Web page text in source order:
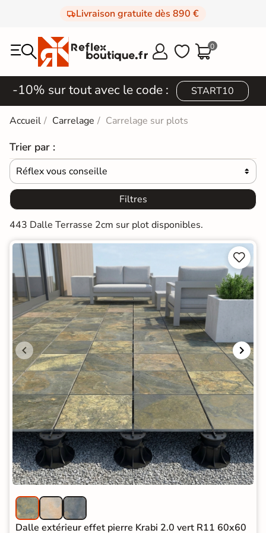
Livraison gratuite dès 890 €
  0
-10% sur tout avec le code : START10
Accueil Carrelage Carrelage sur plots
Trier par :
Réflex vous conseille 
Filtres
443 Dalle Terrasse 2cm sur plot disponibles.


Dalle extérieur effet pierre Krabi 2.0 vert R11 60x60